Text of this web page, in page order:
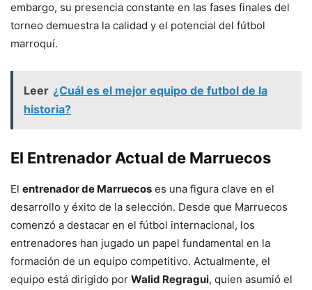
embargo, su presencia constante en las fases finales del
torneo demuestra la calidad y el potencial del fútbol
marroquí.
Leer ¿Cuál es el mejor equipo de futbol de la
historia?
El Entrenador Actual de Marruecos
El entrenador de Marruecos es una figura clave en el
desarrollo y éxito de la selección. Desde que Marruecos
comenzó a destacar en el fútbol internacional, los
entrenadores han jugado un papel fundamental en la
formación de un equipo competitivo. Actualmente, el
equipo está dirigido por Walid Regragui, quien asumió el